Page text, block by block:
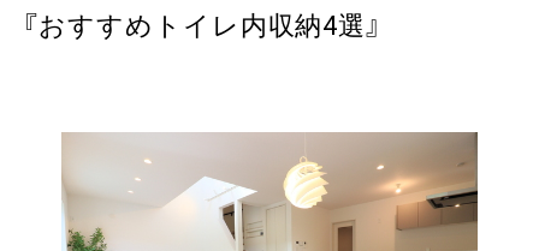
『おすすめトイレ内収納4選』